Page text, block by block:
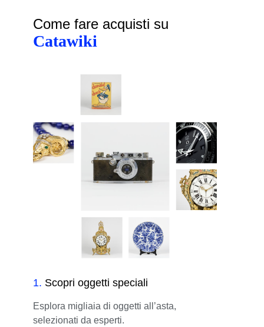
Come fare acquisti su
Catawiki
1. Scopri oggetti speciali
Esplora migliaia di oggetti all’asta,
selezionati da esperti.